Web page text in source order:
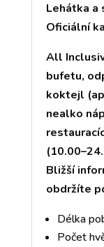
Lehátka a
Oficiální
All
bufetu,
koktejl
nealko
Bližší
obdržíte
Délka
Počet